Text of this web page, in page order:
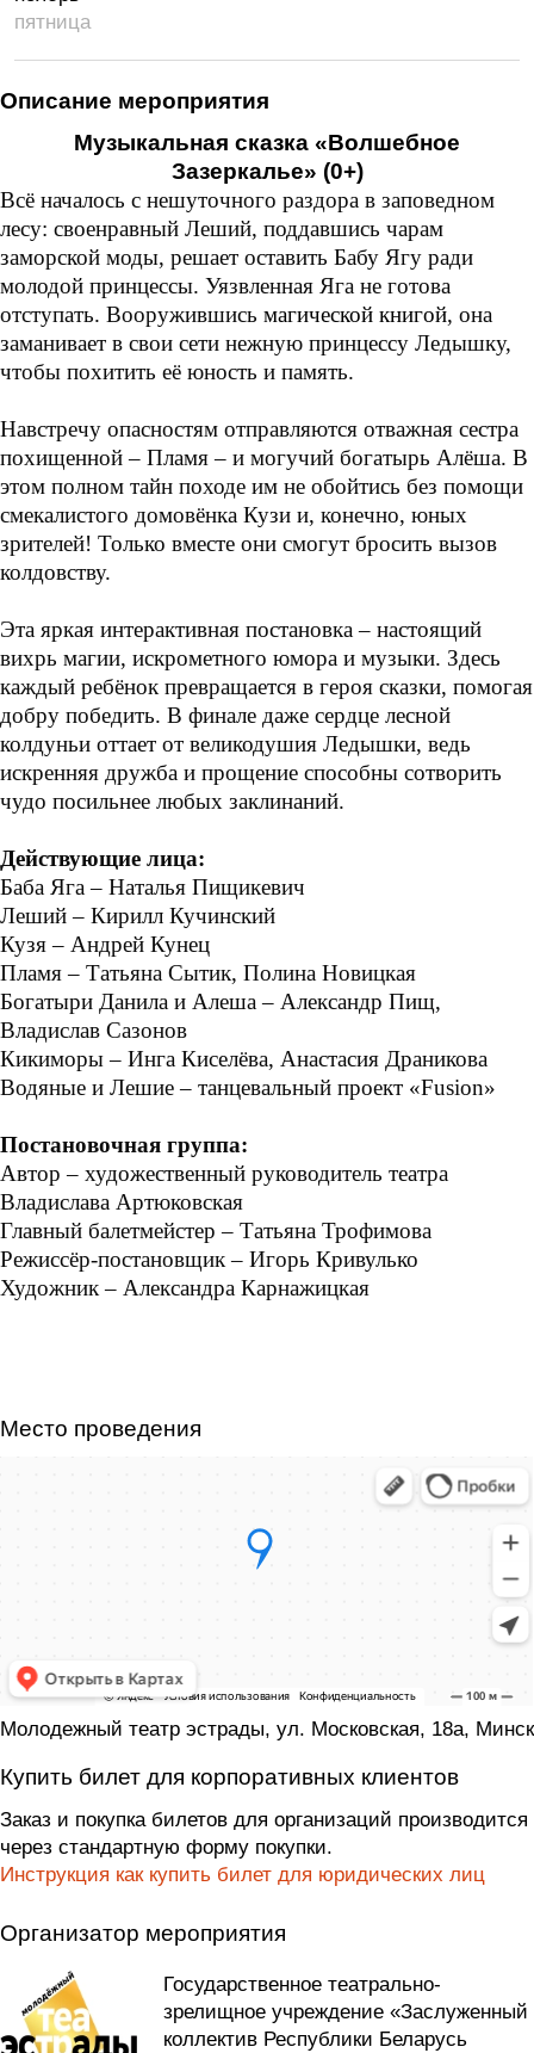
пятница
Описание мероприятия
Музыкальная сказка «Волшебное
Зазеркалье» (0+)
Всё началось с нешуточного раздора в заповедном
лесу: своенравный Леший, поддавшись чарам
заморской моды, решает оставить Бабу Ягу ради
молодой принцессы. Уязвленная Яга не готова
отступать. Вооружившись магической книгой, она
заманивает в свои сети нежную принцессу Ледышку,
чтобы похитить её юность и память.
Навстречу опасностям отправляются отважная сестра
похищенной – Пламя – и могучий богатырь Алёша. В
этом полном тайн походе им не обойтись без помощи
смекалистого домовёнка Кузи и, конечно, юных
зрителей! Только вместе они смогут бросить вызов
колдовству.
Эта яркая интерактивная постановка – настоящий
вихрь магии, искрометного юмора и музыки. Здесь
каждый ребёнок превращается в героя сказки, помогая
добру победить. В финале даже сердце лесной
колдуньи оттает от великодушия Ледышки, ведь
искренняя дружба и прощение способны сотворить
чудо посильнее любых заклинаний.
Действующие лица:
Баба Яга – Наталья Пищикевич
Леший – Кирилл Кучинский
Кузя – Андрей Кунец
Пламя – Татьяна Сытик, Полина Новицкая
Богатыри Данила и Алеша – Александр Пищ,
Владислав Сазонов
Кикиморы – Инга Киселёва, Анастасия Драникова
Водяные и Лешие – танцевальный проект «Fusion»
Постановочная группа:
Автор – художественный руководитель театра
Владислава Артюковская
Главный балетмейстер – Татьяна Трофимова
Режиссёр-постановщик – Игорь Кривулько
Художник – Александра Карнажицкая
Место проведения
Молодежный театр эстрады, ул. Московская, 18а, Минск
Купить билет для корпоративных клиентов
Заказ и покупка билетов для организаций производится
через стандартную форму покупки.
Инструкция как купить билет для юридических лиц
Организатор мероприятия
Государственное театрально-
зрелищное учреждение «Заслуженный
коллектив Республики Беларусь